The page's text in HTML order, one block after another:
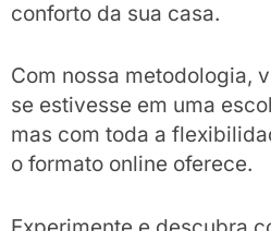
conforto da sua casa.
Com nossa metodologia,
se estivesse em uma
mas com toda a
o formato online oferece.